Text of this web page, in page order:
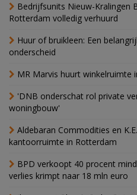
Bedrijfsunits Nieuw-Kralingen
Rotterdam volledig verhuurd
Huur of bruikleen: Een
onderscheid
MR Marvis huurt winkelruimte
'DNB onderschat rol private
woningbouw'
Aldebaran Commodities en
kantoorruimte in Rotterdam
BPD verkoopt 40 procent
verlies krimpt naar 18 mln euro